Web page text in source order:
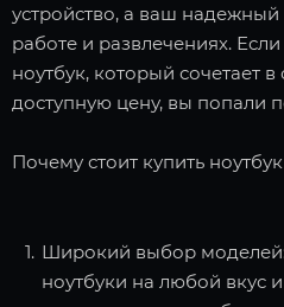
устройство, а ваш
работе и развлечениях.
ноутбук, который сочетает
доступную цену, вы попали
Почему стоит купить
Широкий выбор
ноутбуки на любой вкус